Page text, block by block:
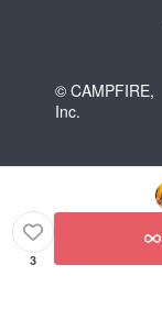
© CAMPFIRE,
Inc.
3